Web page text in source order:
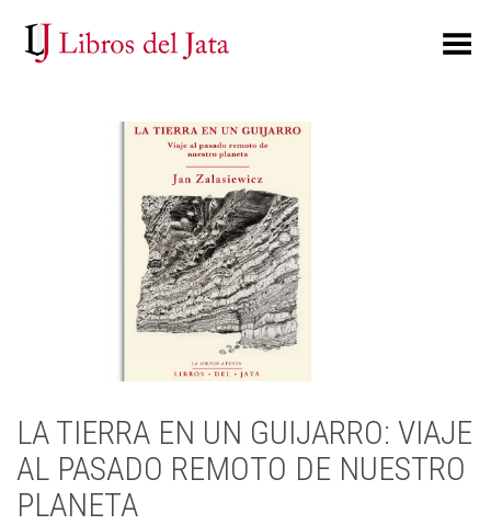
Toggle Menu
LA TIERRA EN UN GUIJARRO: VIAJE
AL PASADO REMOTO DE NUESTRO
PLANETA